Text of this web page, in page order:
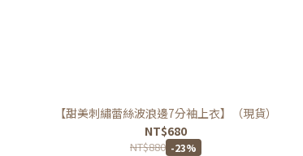
【甜美刺繡蕾絲波浪邊7分袖上衣】（現貨）
NT$680
NT$880 -23%